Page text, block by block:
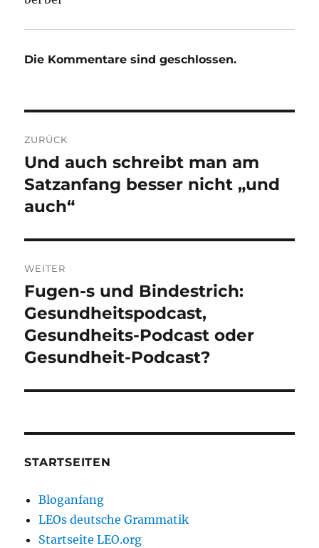
Die Kommentare sind geschlossen.
ZURÜCK
Vorheriger
Beitrag:
Und auch schreibt man am
Satzanfang besser nicht „und
auch“
WEITER
Nächster
Beitrag:
Fugen-s und Bindestrich:
Gesundheitspodcast,
Gesundheits-Podcast oder
Gesundheit-Podcast?
STARTSEITEN
Bloganfang
LEOs deutsche Grammatik
Startseite LEO.org